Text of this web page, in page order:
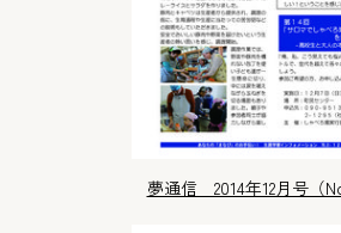
夢通信 2014年12月号（